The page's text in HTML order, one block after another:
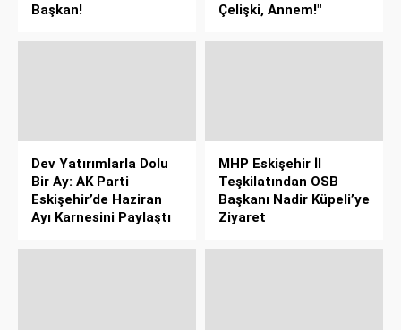
Başkan!
Çelişki, Annem!"
Dev Yatırımlarla Dolu
Bir Ay: AK Parti
Eskişehir’de Haziran
Ayı Karnesini Paylaştı
MHP Eskişehir İl
Teşkilatından OSB
Başkanı Nadir Küpeli’ye
Ziyaret